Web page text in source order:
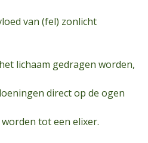
van (fel) zonlicht
lichaam gedragen worden,
direct op de ogen
tot een elixer.